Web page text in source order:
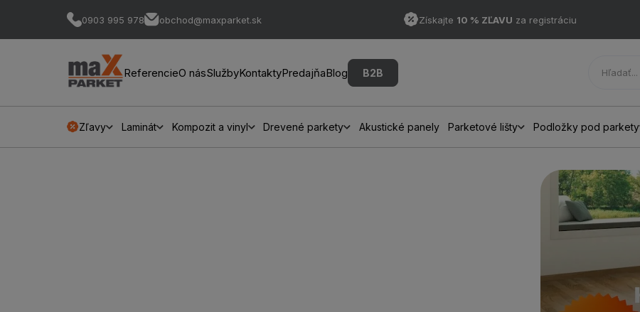
0903 995 978 obchod@maxparket.sk Získajte 10 % ZĽAVU za registráciu
ReferencieO násSlužbyKontaktyPredajňaBlog B2B
Zľavy Laminát Kompozit a vinyl Drevené parkety Akustické panely Parketové lišty Podložky pod parkety